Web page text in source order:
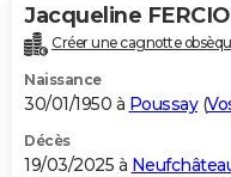
Jacqueline
Créer une cagnotte
Naissance
30/01/1950 à Poussay(
Décès
19/03/2025 à